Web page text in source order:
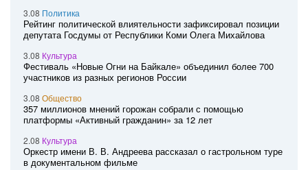
3.08 Политика
Рейтинг политической влиятельности зафиксировал позиции
депутата Госдумы от Республики Коми Олега Михайлова
3.08 Культура
Фестиваль «Новые Огни на Байкале» объединил более 700
участников из разных регионов России
3.08 Общество
357 миллионов мнений горожан собрали с помощью
платформы «Активный гражданин» за 12 лет
2.08 Культура
Оркестр имени В. В. Андреева рассказал о гастрольном туре
в документальном фильме